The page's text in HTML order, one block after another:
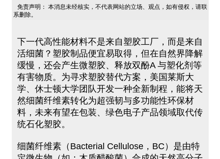
免责声明： 本消息未经核实，不代表网站的立场、观点，如有侵权，请联
系删除。
下一代高性能材料不是来自塑胶工厂，而是来自
活细菌？塑胶制品便宜易取得，但在自然界降解
缓慢，还会产生微塑胶、释放双酚A 与塑化剂等
有害物质。为寻求塑胶替代方案，美国莱斯大
学、休士顿大学团队开发一种全新制程，能将天
然细菌纤维素转化为超强韧与多功能性环保材
料，未来有望在包装、绿色电子产品领域取代传
统石化塑胶。
细菌纤维素（Bacterial Cellulose，BC）是由特